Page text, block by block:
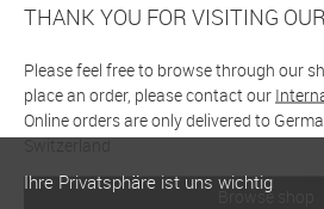
THANK YOU FOR VISITING
Please feel free to browse through our
place an order, please contact our
Online orders are only delivered to
Switzerland
Browse shop
Ihre Privatsphäre ist uns wichtig